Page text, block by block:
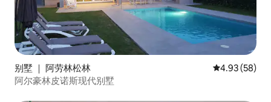
别墅 ｜ 阿劳林松林 平均评分
4.93 (58)
阿尔豪林皮诺斯现代别墅